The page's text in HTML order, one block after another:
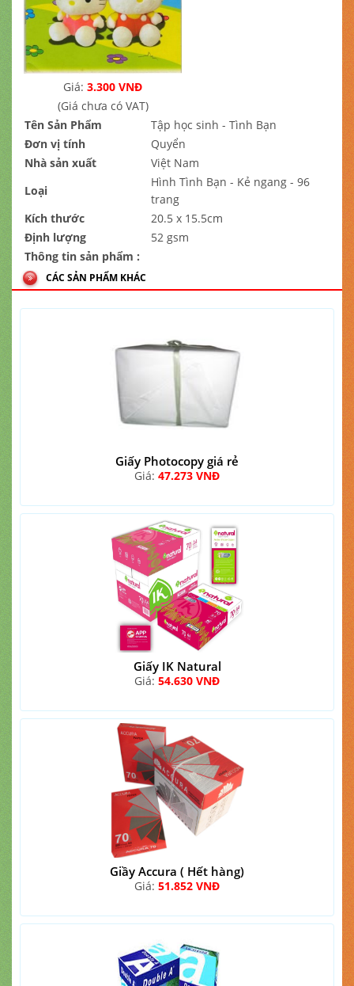
Giá: 3.300 VNĐ
(Giá chưa có VAT)
Tên Sản Phẩm
Tập học sinh - Tình Bạn
Đơn vị tính
Quyển
Nhà sản xuất
Việt Nam
Loại
Hình Tình Bạn - Kẻ ngang - 96
trang
Kích thước
20.5 x 15.5cm
Định lượng
52 gsm
Thông tin sản phẩm :
CÁC SẢN PHẨM KHÁC
Giấy Photocopy giá rẻ
Giá: 47.273 VNĐ
Giấy IK Natural
Giá: 54.630 VNĐ
Giầy Accura ( Hết hàng)
Giá: 51.852 VNĐ